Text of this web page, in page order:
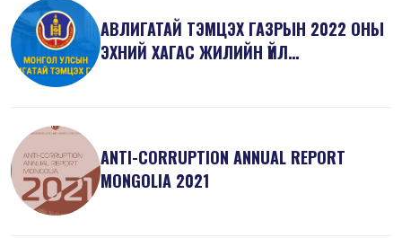
АВЛИГАТАЙ ТЭМЦЭХ ГАЗРЫН 2022 ОНЫ
ЭХНИЙ ХАГАС ЖИЛИЙН ҮЙЛ
ANTI-СORRUPTION ANNUAL REPORT
MONGOLIA 2021